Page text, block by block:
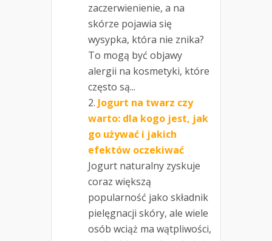
zaczerwienienie, a na
skórze pojawia się
wysypka, która nie znika?
To mogą być objawy
alergii na kosmetyki, które
często są...
Jogurt na twarz czy
warto: dla kogo jest, jak
go używać i jakich
efektów oczekiwać
Jogurt naturalny zyskuje
coraz większą
popularność jako składnik
pielęgnacji skóry, ale wiele
osób wciąż ma wątpliwości,